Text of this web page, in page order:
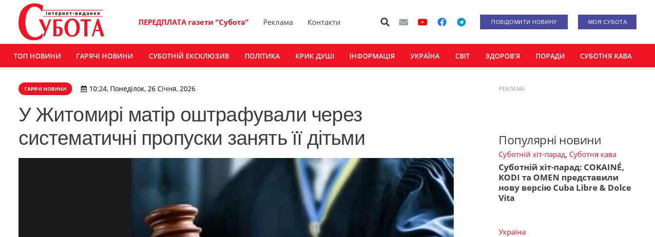
ПЕРЕДПЛАТА газети “Субота” Реклама Контакти ПОВІДОМИТИ НОВИНУ МОЯ СУБОТА
ТОП НОВИНИ ГАРЯЧІ НОВИНИ СУБОТНІЙ ЕКСКЛЮЗИВ ПОЛІТИКА КРИК ДУШІ ІНФОРМАЦІЯ УКРАЇНА СВІТ ЗДОРОВ’Я ПОРАДИ СУБОТНЯ КАВА
ГАРЯЧІ НОВИНИ 10:24, Понеділок, 26 Січня, 2026
У Житомирі матір оштрафували через
систематичні пропуски занять її дітьми
РЕКЛАМА
Популярні новини
Суботній хіт-парад, Суботня кава
Суботній хіт-парад: COKAINÉ,
KODI та OMEN представили
нову версію Cuba Libre & Dolce
Vita
Україна